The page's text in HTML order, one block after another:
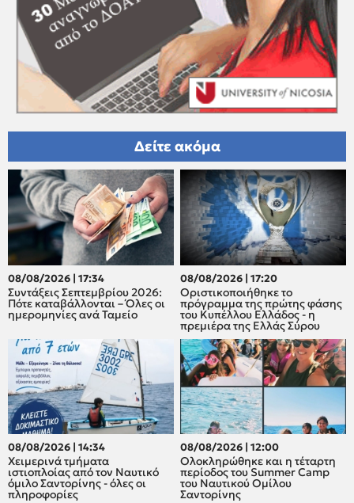
Δείτε ακόμα
08/08/2026 | 17:34
Συντάξεις Σεπτεμβρίου 2026:
Πότε καταβάλλονται – Όλες οι
ημερομηνίες ανά Ταμείο
08/08/2026 | 17:20
Οριστικοποιήθηκε το
πρόγραμμα της πρώτης φάσης
του Κυπέλλου Ελλάδος - η
πρεμιέρα της Ελλάς Σύρου
08/08/2026 | 14:34
Χειμερινά τμήματα
ιστιοπλοίας από τον Ναυτικό
όμιλο Σαντορίνης - όλες οι
πληροφορίες
08/08/2026 | 12:00
Oλοκληρώθηκε και η τέταρτη
περίοδος του Summer Camp
του Ναυτικού Ομίλου
Σαντορίνης